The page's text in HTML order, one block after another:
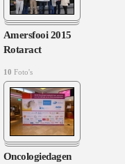
Amersfooi 2015
Rotaract
10 Foto's
Oncologiedagen